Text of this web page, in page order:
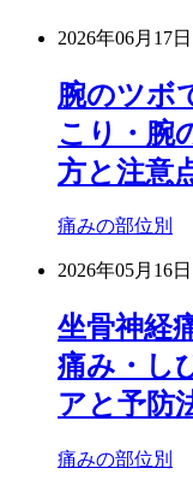
2026年06月17日
腕のツボ
こり・腕
方と注意
痛みの部位別
2026年05月16日
坐骨神経
痛み・し
アと予防
痛みの部位別